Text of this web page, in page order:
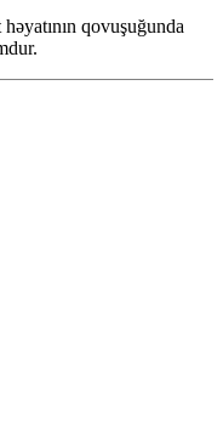
qovuşuğunda